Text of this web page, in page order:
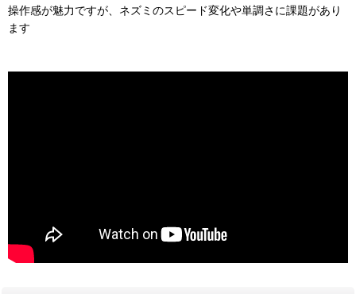
操作感が魅力ですが、ネズミのスピード変化や単調さに課題があり
ます